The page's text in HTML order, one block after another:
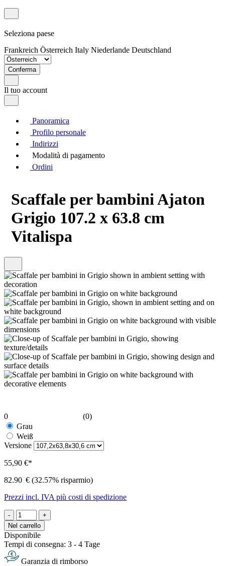
Seleziona paese
Frankreich Österreich Italy Niederlande Deutschland
Conferma
Il tuo account
Panoramica
Profilo personale
Indirizzi
Modalità di pagamento
Ordini
Scaffale per bambini Ajaton
Grigio 107.2 x 63.8 cm
Vitalispa
0
(0)
Grau
Weiß
Versione
55,90 €*
82.90 € (32.57% risparmio)
Prezzi incl. IVA più costi di spedizione
-
+
Nel carrello
Disponibile
Tempi di consegna: 3 - 4 Tage
Garanzia di rimborso